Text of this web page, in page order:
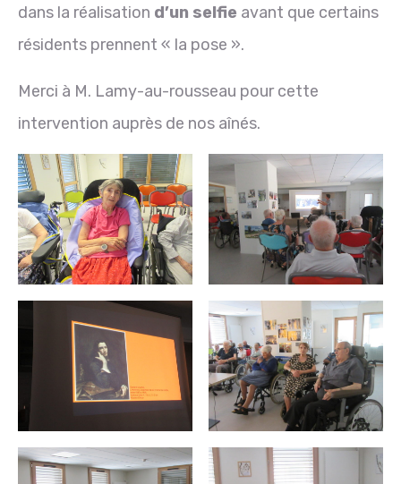
dans la réalisation d’un selfie avant que certains
résidents prennent « la pose ».
Merci à M. Lamy-au-rousseau pour cette
intervention auprès de nos aînés.